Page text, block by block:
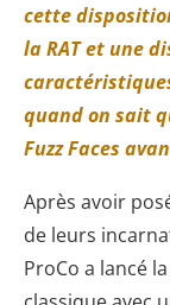
cette
la RAT et une
quand on sait
Fuzz Faces
Après avoir
de leurs
ProCo a lancé